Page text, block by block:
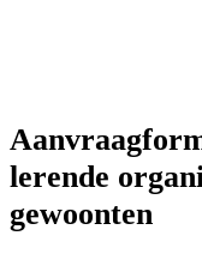
lerende
gewoonten